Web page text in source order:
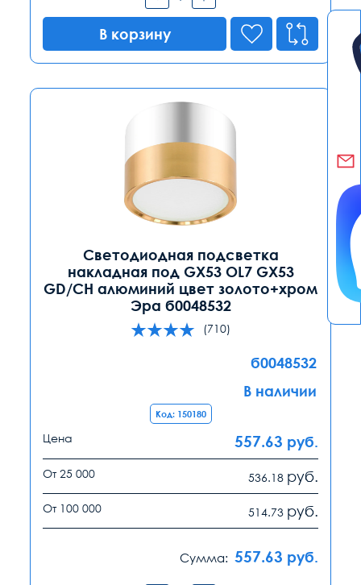
В корзину
Светодиодная подсветка
накладная под GX53 OL7 GX53
GD/CH алюминий цвет золото+хром
Эра б0048532
(710)
б0048532
В наличии
Код: 150180
Цена 557.63 руб.
От 25 000 536.18 руб.
От 100 000 514.73 руб.
Сумма: 557.63 руб.